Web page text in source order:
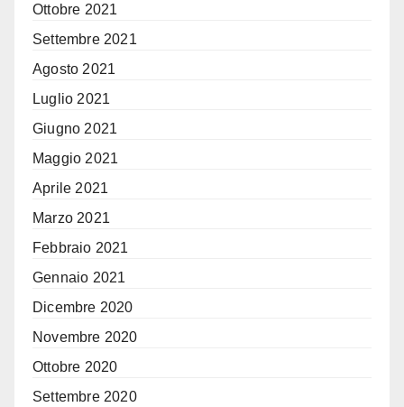
Ottobre 2021
Settembre 2021
Agosto 2021
Luglio 2021
Giugno 2021
Maggio 2021
Aprile 2021
Marzo 2021
Febbraio 2021
Gennaio 2021
Dicembre 2020
Novembre 2020
Ottobre 2020
Settembre 2020